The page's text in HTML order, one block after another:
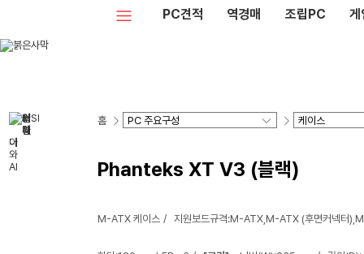
PC견적 역경매 조립PC 게
홈
Phanteks XT V3 (블랙)
M-ATX 케이스 지원보드규격:M-ATX,M-ATX (후면커넥터